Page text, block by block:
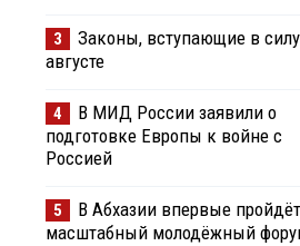
3
Законы, вступающие в
августе
4
В МИД России заявили о
подготовке Европы к войне с
Россией
5
В Абхазии впервые пройдёт
масштабный молодёжный